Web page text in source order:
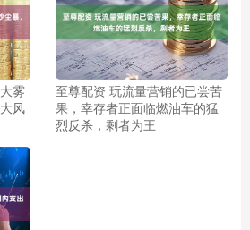
雾
风
至尊配资 玩流量营销的已尝苦
果，幸存者正面临燃油车的猛
烈反杀，剩者为王